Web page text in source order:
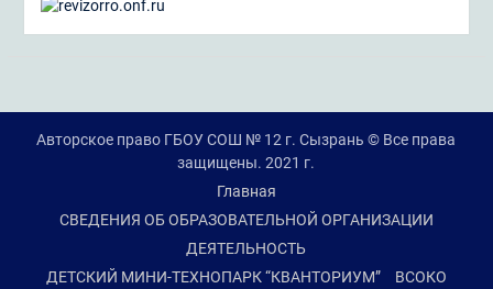
Авторское право ГБОУ СОШ № 12 г. Сызрань © Все права
защищены. 2021 г.
Главная
СВЕДЕНИЯ ОБ ОБРАЗОВАТЕЛЬНОЙ ОРГАНИЗАЦИИ
ДЕЯТЕЛЬНОСТЬ
ДЕТСКИЙ МИНИ-ТЕХНОПАРК “КВАНТОРИУМ”
ВСОКО